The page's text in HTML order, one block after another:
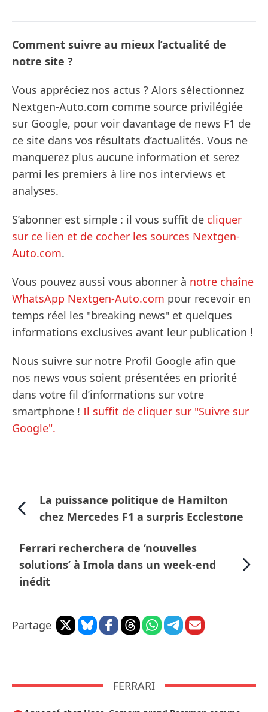
Comment suivre au mieux l’actualité de
notre site ?
Vous appréciez nos actus ? Alors sélectionnez
Nextgen-Auto.com comme source privilégiée
sur Google, pour voir davantage de news F1 de
ce site dans vos résultats d’actualités. Vous ne
manquerez plus aucune information et serez
parmi les premiers à lire nos interviews et
analyses.
S’abonner est simple : il vous suffit de cliquer
sur ce lien et de cocher les sources Nextgen-
Auto.com.
Vous pouvez aussi vous abonner à notre chaîne
WhatsApp Nextgen-Auto.com pour recevoir en
temps réel les "breaking news" et quelques
informations exclusives avant leur publication !
Nous suivre sur notre Profil Google afin que
nos news vous soient présentées en priorité
dans votre fil d’informations sur votre
smartphone ! Il suffit de cliquer sur "Suivre sur
Google".
La puissance politique de Hamilton
chez Mercedes F1 a surpris Ecclestone
Ferrari recherchera de ‘nouvelles
solutions’ à Imola dans un week-end
inédit
Partage
FERRARI